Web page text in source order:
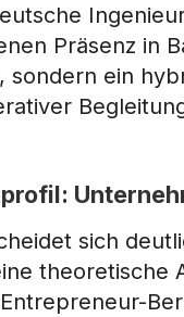
Präsenz in
sondern ein
sich
theoretische